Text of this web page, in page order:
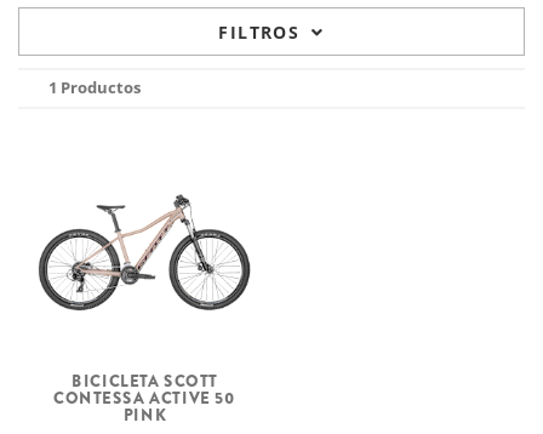
FILTROS
1 Productos
BICICLETA SCOTT
CONTESSA ACTIVE 50
PINK